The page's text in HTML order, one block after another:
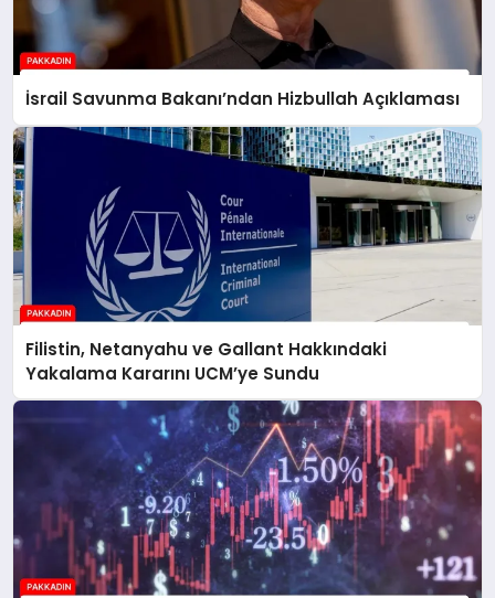
İsrail Savunma Bakanı’ndan Hizbullah Açıklaması
Filistin, Netanyahu ve Gallant Hakkındaki
Yakalama Kararını UCM’ye Sundu